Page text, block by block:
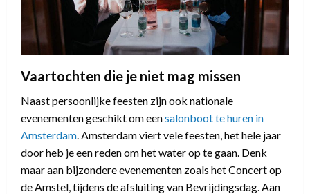
Vaartochten die je niet mag missen
Naast persoonlijke feesten zijn ook nationale
evenementen geschikt om eensalonboot te huren in
Amsterdam . Amsterdam viert vele feesten, het hele jaar
door heb je een reden om het water op te gaan. Denk
maar aan bijzondere evenementen zoals het Concert op
de Amstel, tijdens de afsluiting van Bevrijdingsdag. Aan